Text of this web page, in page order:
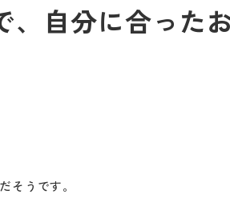
自分に合った
そうです。